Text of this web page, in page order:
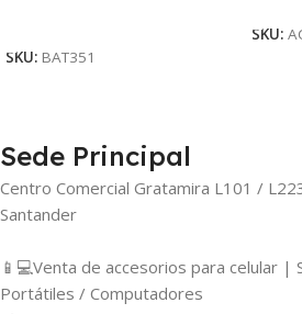
SKU: BAT351
SKU:
Sede Principal
Centro Comercial Gratamira L101 /
Santander
📱💻Venta de accesorios para celular |
Portátiles / Computadores